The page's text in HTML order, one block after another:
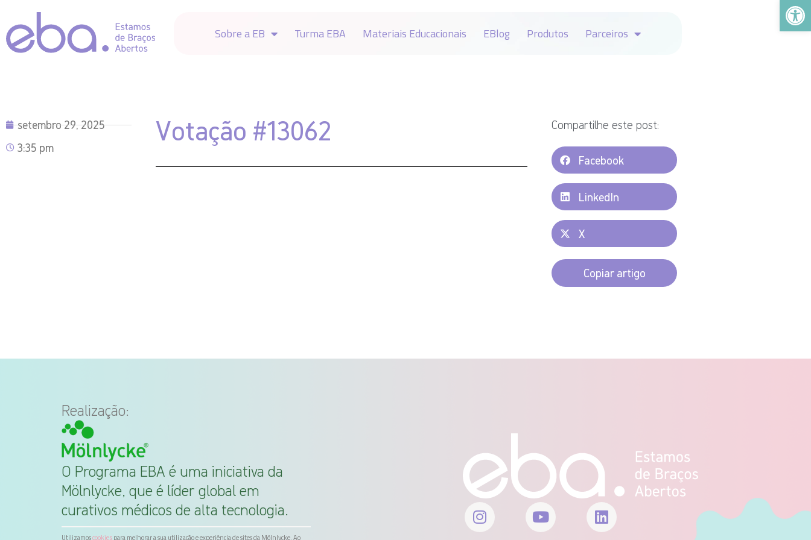
Abrir
Sobre a EB Turma EBA Materiais Educacionais EBlog Produtos Parceiros
setembro 29, 2025
3:35 pm
Votação #13062 Compartilhe este post:
Facebook
LinkedIn
X
Copiar artigo
Realização:
O Programa EBA é uma iniciativa da
Mölnlycke, que é líder global em
curativos médicos de alta tecnologia.
Utilizamoscookies para melhorar a sua utilização e experiência de sites da Mölnlycke. Ao